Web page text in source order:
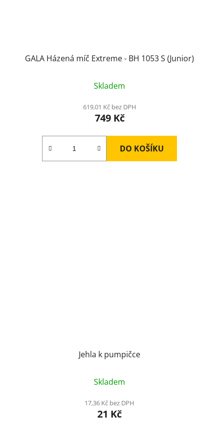
GALA Házená míč Extreme - BH 1053 S (Junior)
Skladem
619,01 Kč bez DPH
749 Kč
DO KOŠÍKU
Jehla k pumpičce
Skladem
17,36 Kč bez DPH
21 Kč